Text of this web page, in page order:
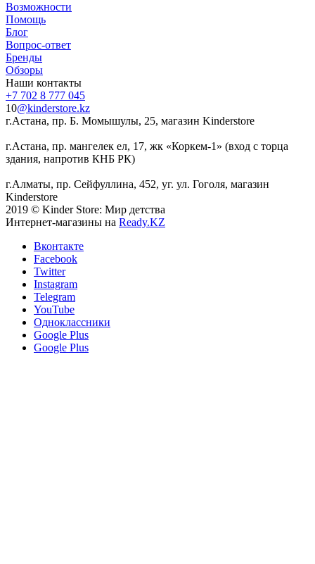
Возможности
Помощь
Блог
Вопрос-ответ
Бренды
Обзоры
Наши контакты
+7 702 8 777 045
10@kinderstore.kz
г.Астана, пр. Б. Момышулы, 25, магазин Kinderstore
г.Астана, пр. мангелек ел, 17, жк «Коркем-1» (вход с торца
здания, напротив КНБ РК)
г.Алматы, пр. Сейфуллина, 452, уг. ул. Гоголя, магазин
Kinderstore
2019 © Kinder Store: Мир детства
Интернет-магазины на Ready.KZ
Вконтакте
Facebook
Twitter
Instagram
Telegram
YouTube
Одноклассники
Google Plus
Google Plus